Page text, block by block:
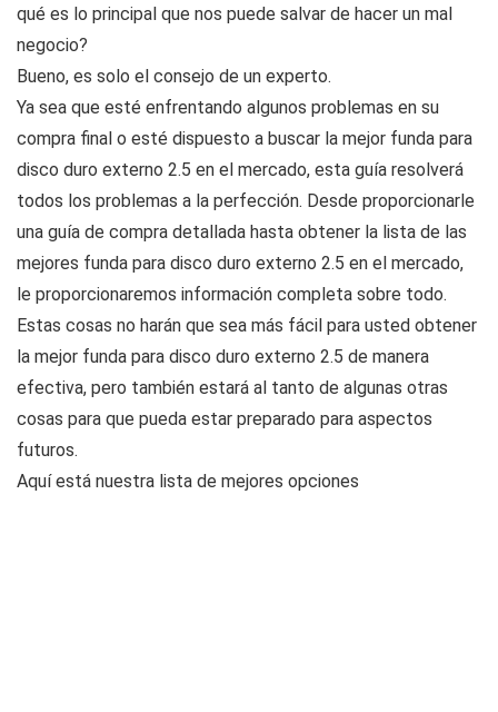
qué es lo principal que nos puede salvar de hacer un mal
negocio?
Bueno, es solo el consejo de un experto.
Ya sea que esté enfrentando algunos problemas en su
compra final o esté dispuesto a buscar la mejor funda para
disco duro externo 2.5 en el mercado, esta guía resolverá
todos los problemas a la perfección. Desde proporcionarle
una guía de compra detallada hasta obtener la lista de las
mejores funda para disco duro externo 2.5 en el mercado,
le proporcionaremos información completa sobre todo.
Estas cosas no harán que sea más fácil para usted obtener
la mejor funda para disco duro externo 2.5 de manera
efectiva, pero también estará al tanto de algunas otras
cosas para que pueda estar preparado para aspectos
futuros.
Aquí está nuestra lista de mejores opciones